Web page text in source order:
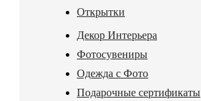
Открытки
Декор Интерьера
Фотосувениры
Одежда с Фото
Подарочные сертификаты